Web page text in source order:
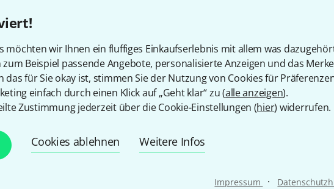
möchten wir Ihnen ein fluffiges Einkaufserlebnis mit allem was
zum Beispiel passende Angebote, personalisierte Anzeigen und das
das für Sie okay ist, stimmen Sie der Nutzung von Cookies für
einfach durch einen Klick auf „Geht klar“ zu (alle anzeigen).
Zustimmung jederzeit über die Cookie-Einstellungen (hier) widerrufen.
Cookies ablehnen Weitere Infos
Impressum ·
8
Material: Kiefernholz
Metallperlen
Handgriff mit Schaumstoff überzogen für
bequemen Halt